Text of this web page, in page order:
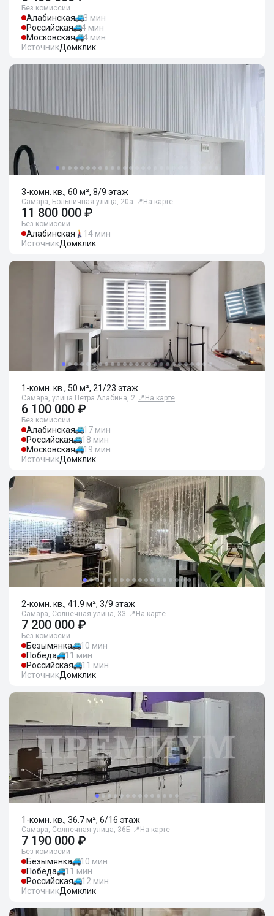
Без комиссии
Алабинская
3 мин
Российская
4 мин
Московская
4 мин
ИсточникДомклик
3-комн. кв., 60 м², 8/9 этаж
Самара, Больничная улица, 20а 📍 На карте
11 800 000 ₽
Без комиссии
Алабинская
14 мин
ИсточникДомклик
1-комн. кв., 50 м², 21/23 этаж
Самара, улица Петра Алабина, 2 📍 На карте
6 100 000 ₽
Без комиссии
Алабинская
17 мин
Российская
18 мин
Московская
19 мин
ИсточникДомклик
2-комн. кв., 41.9 м², 3/9 этаж
Самара, Солнечная улица, 33 📍 На карте
7 200 000 ₽
Без комиссии
Безымянка
10 мин
Победа
11 мин
Российская
11 мин
ИсточникДомклик
1-комн. кв., 36.7 м², 6/16 этаж
Самара, Солнечная улица, 36Б 📍 На карте
7 190 000 ₽
Без комиссии
Безымянка
10 мин
Победа
11 мин
Российская
12 мин
ИсточникДомклик